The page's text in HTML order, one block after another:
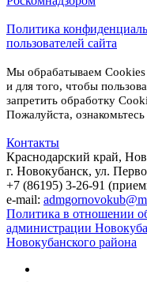
Политика
пользователей сайта
Мы обрабатываем Cookies
и для того, чтобы
запретить обработку
Пожалуйста, ознакомьтесь
Контакты
Краснодарский край,
г. Новокубанск, ул.
+7 (86195) 3-26-91
e-mail:
Политика в отношении
администрации
Новокубанского района